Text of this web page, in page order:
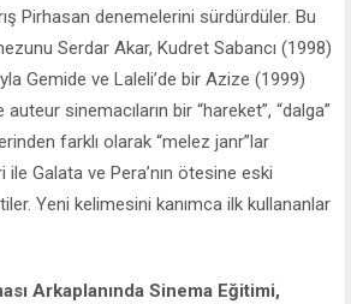
Pirhasan denemelerini sürdürdüler. Bu
Serdar Akar, Kudret Sabancı (1998)
Gemide ve Laleli’de bir Azize (1999)
sinemacıların bir “hareket”, “dalga”
farklı olarak “melez janr”lar
Galata ve Pera’nın ötesine eski
Yeni kelimesini kanımca ilk kullananlar
Arkaplanında Sinema Eğitimi,